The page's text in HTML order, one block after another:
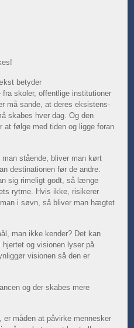
betyder
skoler, offentlige institutioner
må sande, at deres eksistens-
skabes hver dag. Og den
at følge med tiden og ligge foran
man stående, bliver man kørt
destinationen før de andre.
sig rimeligt godt, så længe
rytme. Hvis ikke, risikerer
i søvn, så bliver man hægtet
man ikke kender? Det kan
og visionen lyser på
visionen så den er
og der skabes mere
er måden at påvirke mennesker